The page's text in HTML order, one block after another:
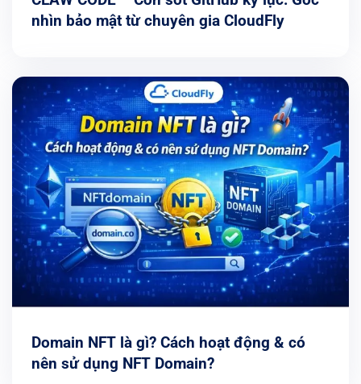
nhìn bảo mật từ chuyên gia CloudFly
Domain NFT là gì? Cách hoạt động & có
nên sử dụng NFT Domain?